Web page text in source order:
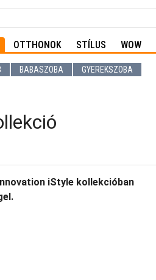
OTTHONOK STÍLUS WOW
BABASZOBA
GYEREKSZOBA
iStyle kollekcióban